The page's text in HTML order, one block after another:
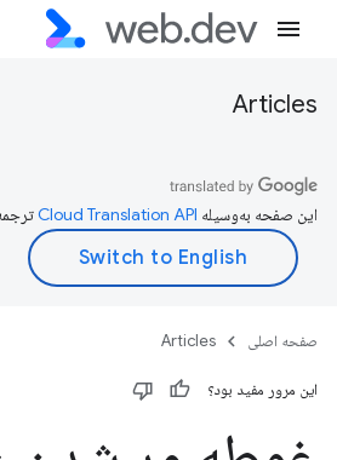
Articles
این صفحه به‌وسیله
صفحه اصلی Articles
این مرور مفید بود؟